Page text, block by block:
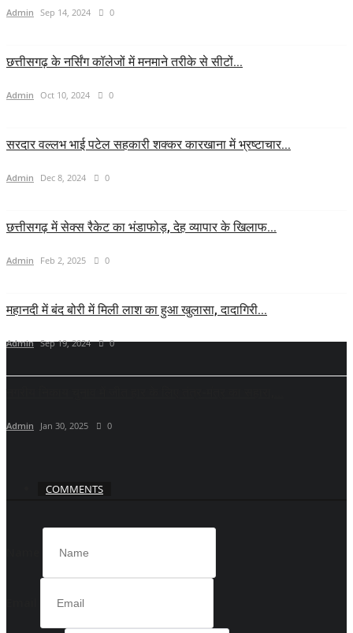
Admin Sep 14, 2024 0
छत्तीसगढ़ के नर्सिंग कॉलेजों में मनमाने तरीके से सीटों...
Admin Oct 10, 2024 0
सरदार वल्लभ भाई पटेल सहकारी शक्कर कारखाना में भ्रष्टाचार...
Admin Dec 8, 2024 0
छत्तीसगढ़ में सेक्स रैकेट का भंडाफोड़, देह व्यापार के खिलाफ...
Admin Feb 2, 2025 0
महानदी में बंद बोरी में मिली लाश का हुआ खुलासा, दादागिरी...
Admin Sep 19, 2024 0
Admin Jan 30, 2025 0
COMMENTS